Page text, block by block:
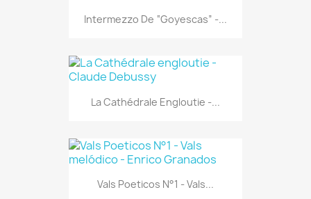
Intermezzo De “Goyescas” -...
La Cathédrale Engloutie -...
Vals Poeticos N°1 - Vals...